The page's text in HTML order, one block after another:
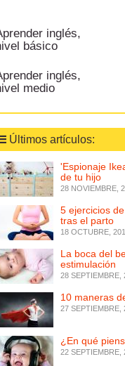
inglés,
básico
inglés,
medio
Últimos artículos:
'Espionaje
de tu hijo
28 NOVIEMBRE,
5 ejercicios
tras el parto
18 OCTUBRE,
La boca del
estimulación
28 SEPTIEMBRE,
10 maneras
27 SEPTIEMBRE,
¿En qué
22 SEPTIEMBRE,